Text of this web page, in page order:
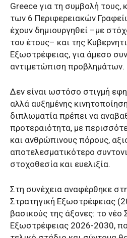
Greece για τη συμβολή τους,
των 6 Περιφερειακών
έχουν δημιουργηθεί –με
του έτους– και της
Εξωστρέφειας, για άμεσο
αντιμετώπιση προβλημάτων.
Δεν είναι ωστόσο στιγμή
αλλά αυξημένης
διπλωματία πρέπει να
προτεραιότητα, με
και ανθρώπινους πόρους,
αποτελεσματικότερο
στοχοθεσία και ευελιξία.
Στη συνέχεια αναφέρθηκε
Στρατηγική Εξωστρέφειας
βασικούς της άξονες: το νέο
Εξωστρέφειας 2026-2030,